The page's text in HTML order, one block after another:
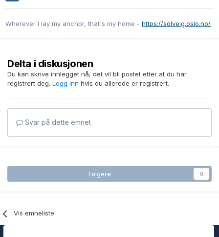
Wherever I lay my anchor, that's my home - https://solveig.oslo.no/
Delta i diskusjonen
Du kan skrive innlegget nå, det vil bli postet etter at du har
registrert deg. Logg inn hvis du allerede er registrert.
Svar på dette emnet
Følgere 0
Vis emneliste